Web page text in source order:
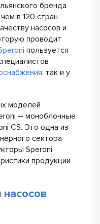
бренда
в 120 стран
насосов и
проводит
пользуется
, так и у
моделей
– моноблочные
CS. Это одна из
сектора
Speroni
продукции
насосов